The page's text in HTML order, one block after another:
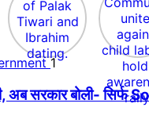
1
बोली- सिर्फ